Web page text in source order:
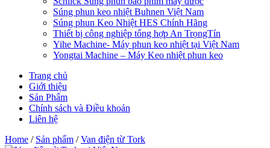
Súng phun keo nhiệt Buhnen Việt Nam
Súng phun Keo Nhiệt HES Chính Hãng
Thiết bị công nghiệp tổng hợp An TrọngTín
Yihe Machine- Máy phun keo nhiệt tại Việt Nam
Yongtai Machine – Máy Keo nhiệt phun keo
Trang chủ
Giới thiệu
Sản Phẩm
Chính sách và Điều khoản
Liên hệ
Home / Sản phẩm / Van điện từ Tork